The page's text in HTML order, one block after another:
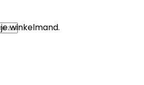
winkelmand.